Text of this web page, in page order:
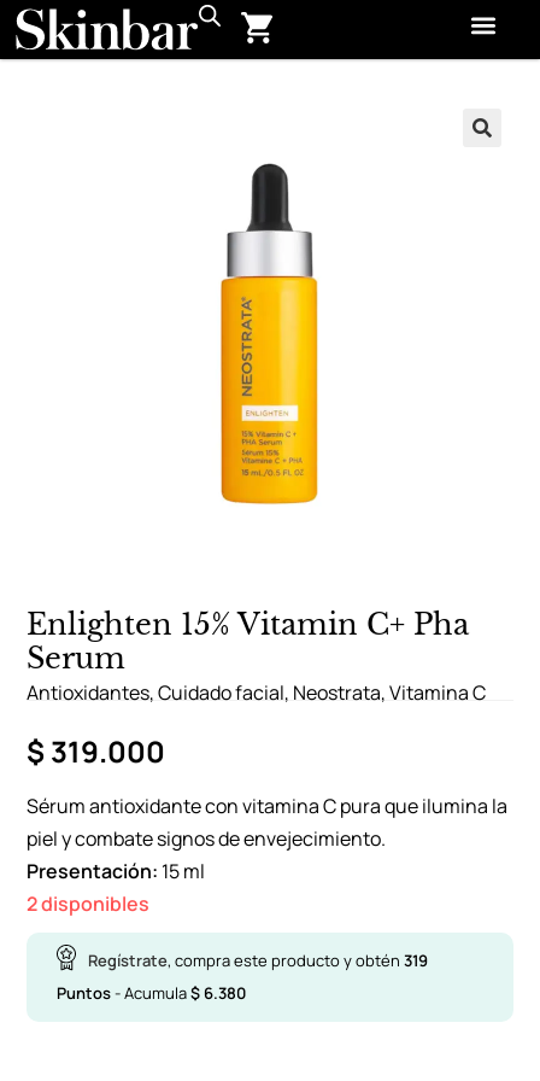
Enlighten 15% Vitamin C+ Pha
Serum
Antioxidantes,Cuidado facial, Neostrata,Vitamina C
$ 319.000
Sérum antioxidante con vitamina C pura que ilumina la
piel y combate signos de envejecimiento.
Presentación: 15 ml
2 disponibles
Regístrate, compra este producto y obtén319
Puntos- Acumula$6.380